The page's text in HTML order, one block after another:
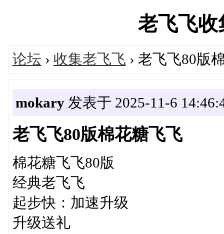
老飞飞
论坛 › 收集老飞飞 › 老飞飞80版
mokary发表于 2025-11-6
老飞飞80版棉花糖飞飞
棉花糖飞飞80版
经典老飞飞
起步快：加速升级
升级送礼